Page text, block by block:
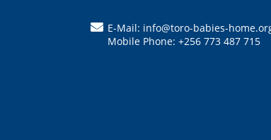
E-Mail: info@toro-babies-
Mobile Phone: +256 773 487 715